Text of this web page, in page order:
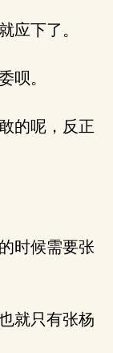
应下了。
呗。
的呢，反正
时候需要张
就只有张杨